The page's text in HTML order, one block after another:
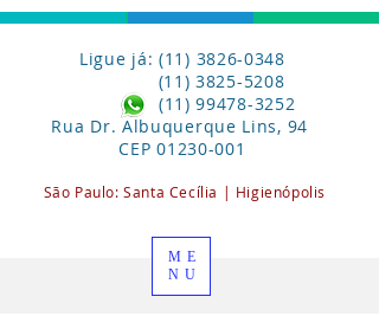
Ligue já: (11) 3826-0348
(11) 3825-5208
(11) 99478-3252
Rua Dr. Albuquerque Lins, 94
CEP01230-001
São Paulo:Santa Cecília | Higienópolis
ME
NU